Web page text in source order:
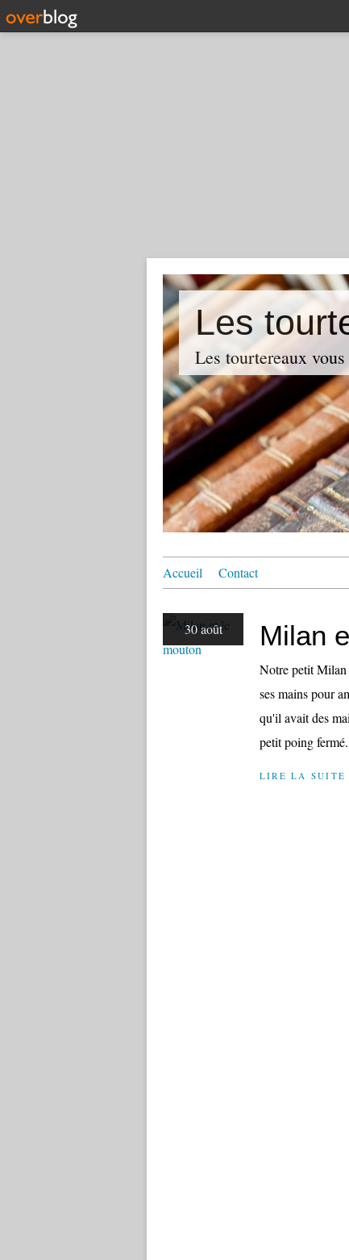
Les
Les tourtereaux
Accueil Contact
30 août Milan
Notre petit Milan
ses mains pour
qu'il avait des
petit poing
LIRE LA SUITE